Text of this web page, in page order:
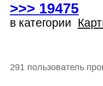
>>> 19475
в категории
291 пользователь